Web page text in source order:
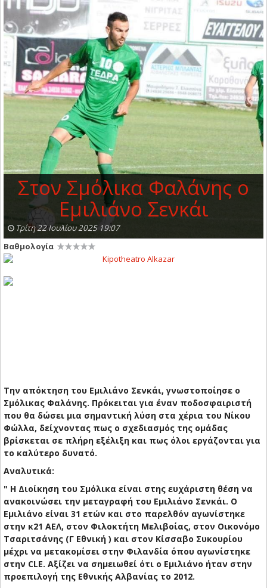
Στον Σμόλικα Φαλάνης ο
Εμιλιάνο Σενκάι
Τρίτη 22 Ιουλίου 2025 19:07
Βαθμολογία
Την απόκτηση του Εμιλιάνο Σενκάι, γνωστοποίησε ο
Σμόλικας Φαλάνης. Πρόκειται για έναν ποδοσφαιριστή
που θα δώσει μια σημαντική λύση στα χέρια του Νίκου
Φώλλα, δείχνοντας πως ο σχεδιασμός της ομάδας
βρίσκεται σε πλήρη εξέλιξη και πως όλοι εργάζονται για
το καλύτερο δυνατό.
Αναλυτικά:
" Η Διοίκηση του Σμόλικα είναι στης ευχάριστη θέση να
ανακοινώσει την μεταγραφή του Εμιλιάνο Σενκάι. Ο
Εμιλιάνο είναι 31 ετών και στο παρελθόν αγωνίστηκε
στην κ21 ΑΕΛ, στον Φιλοκτήτη Μελιβοίας, στον Οικονόμο
Τσαριτσάνης (Γ Εθνική ) και στον Κίσσαβο Συκουρίου
μέχρι να μετακομίσει στην Φιλανδία όπου αγωνίστηκε
στην CLE. Αξίζει να σημειωθεί ότι ο Εμιλιάνο ήταν στην
προεπιλογή της Εθνικής Αλβανίας το 2012.